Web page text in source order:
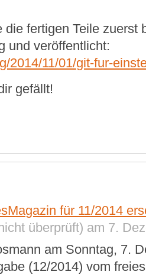
die fertigen Teile zuerst
und veröffentlicht:
2014/11/01/git-fur-
gefällt!
für 11/2014
überprüft) am 7.
am Sonntag, 7.
(12/2014) vom